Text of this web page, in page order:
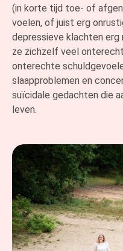
(in korte tijd toe- of
voelen, of juist erg
depressieve klachten
ze zichzelf veel
onterechte
slaapproblemen en
suïcidale gedachten die
leven.